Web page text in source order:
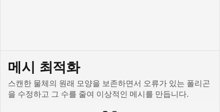
메시 최적화
스캔한 물체의 원래 모양을 보존하면서 오류가 있는 폴리곤
을 수정하고 그 수를 줄여 이상적인 메시를 만듭니다.